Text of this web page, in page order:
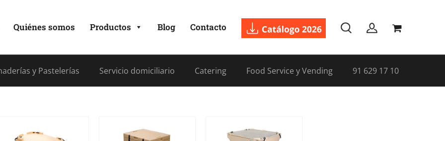
Quiénes somos Productos Blog Contacto
y Pastelerías Servicio domiciliario Catering Food Service y Vending 91 629 17 10